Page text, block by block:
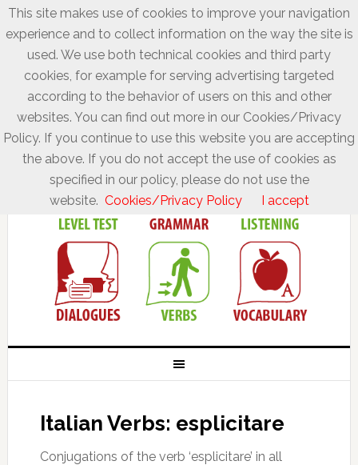
Italian Verbs: esplicitare
Conjugations of the verb ‘esplicitare’ in all
This site makes use of cookies to improve your navigation
experience and to collect information on the way the site is
used. We use both technical cookies and third party
cookies, for example for serving advertising targeted
according to the behavior of users on this and other
websites. You can find out more in our Cookies/Privacy
Policy. If you continue to use this website you are accepting
the above. If you do not accept the use of cookies as
specified in our policy, please do not use the
website. Cookies/Privacy Policy I accept